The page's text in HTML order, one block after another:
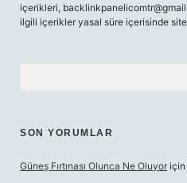
içerikleri,
ilgili içerikler yasal süre içerisinde
SON YORUMLAR
Güneş Fırtınası Olunca Ne Oluyor için